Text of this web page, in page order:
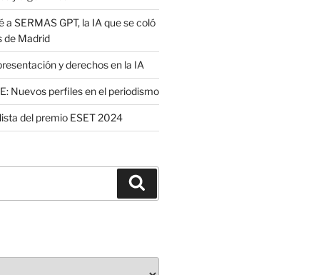
a SERMAS GPT, la IA que se coló
de Madrid
y derechos en la IA
Nuevos perfiles en el periodismo
del premio ESET 2024